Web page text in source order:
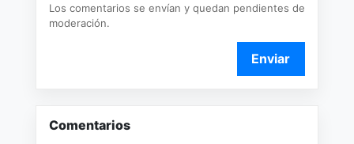
Los comentarios se envían y quedan pendientes de
moderación.
Enviar
Comentarios